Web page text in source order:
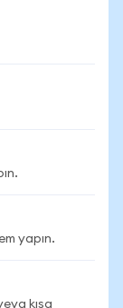
yapın.
kısa